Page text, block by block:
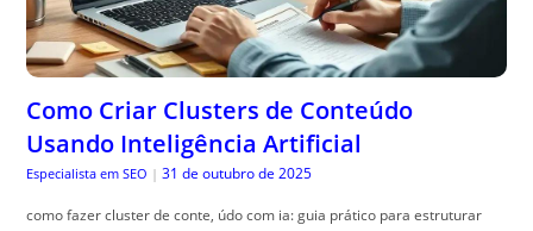
Como Criar Clusters de Conteúdo
Usando Inteligência Artificial
Especialista em SEO | 31 de outubro de 2025
como fazer cluster de conte, údo com ia: guia prático para estruturar